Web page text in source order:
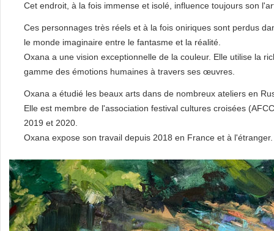
Cet endroit, à la fois immense et isolé, influence toujours son
Ces personnages très réels et à la fois oniriques sont perdus
le monde imaginaire entre le fantasme et la réalité.
Oxana a une vision exceptionnelle de la couleur. Elle utilise la
gamme des émotions humaines à travers ses œuvres.
Oxana a étudié les beaux arts dans de nombreux ateliers en
Elle est membre de l'association festival cultures croisées
2019 et 2020.
Oxana expose son travail depuis 2018 en France et à l'étranger.